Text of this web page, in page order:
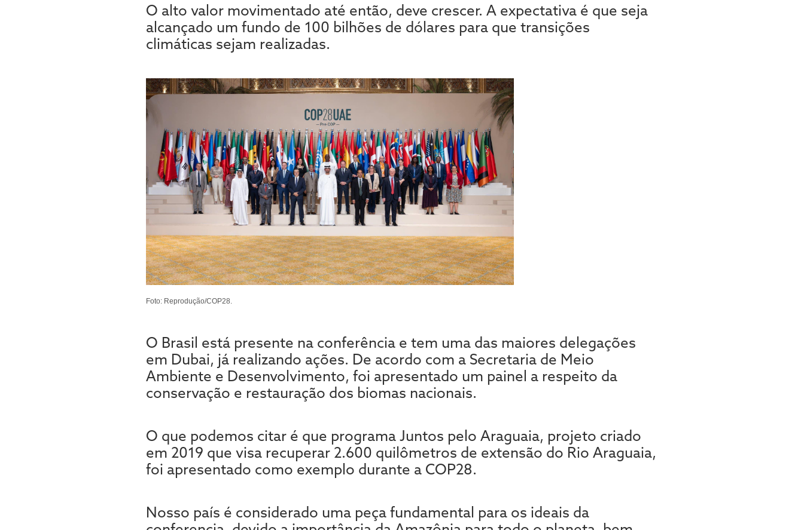
O alto valor movimentado até então, deve crescer. A expectativa é que seja
alcançado um fundo de 100 bilhões de dólares para que transições
climáticas sejam realizadas.
Foto: Reprodução/COP28.
O Brasil está presente na conferência e tem uma das maiores delegações
em Dubai, já realizando ações. De acordo com a Secretaria de Meio
Ambiente e Desenvolvimento, foi apresentado um painel a respeito da
conservação e restauração dos biomas nacionais.
O que podemos citar é que programa Juntos pelo Araguaia, projeto criado
em 2019 que visa recuperar 2.600 quilômetros de extensão do Rio Araguaia,
foi apresentado como exemplo durante a COP28.
Nosso país é considerado uma peça fundamental para os ideais da